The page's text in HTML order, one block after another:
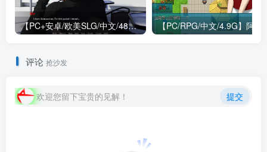
【PC+安卓/欧美SLG/中文/484M】我们迷路了 We Are Lost V1.0 STEAM官方中文版
评论 抢沙发
欢迎您留下宝贵的见解！ 提交